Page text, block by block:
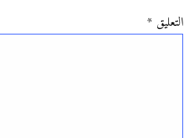
التعليق *